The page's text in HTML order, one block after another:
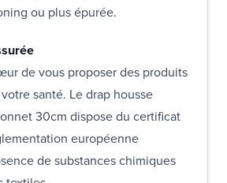
ou plus épurée.
de vous proposer des produits
santé. Le drap housse
30cm dispose du certificat
européenne
de substances chimiques